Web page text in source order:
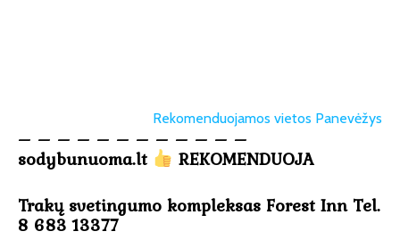
Rekomenduojamos vietos Panevėžys
– – – – – – – – – – – –
sodybunuoma.lt
REKOMENDUOJA
Trakų svetingumo kompleksas Forest Inn Tel.
8 683 13377